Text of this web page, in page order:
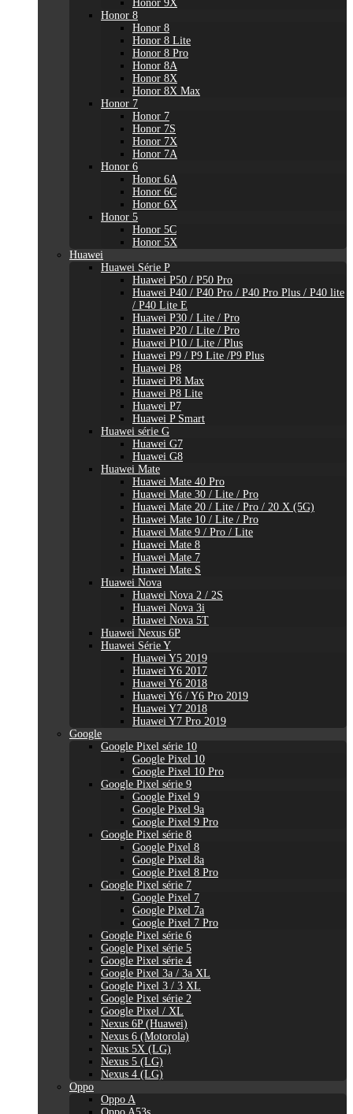
Honor 9X
Honor 8
Honor 8
Honor 8 Lite
Honor 8 Pro
Honor 8A
Honor 8X
Honor 8X Max
Honor 7
Honor 7
Honor 7S
Honor 7X
Honor 7A
Honor 6
Honor 6A
Honor 6C
Honor 6X
Honor 5
Honor 5C
Honor 5X
Huawei
Huawei Série P
Huawei P50 / P50 Pro
Huawei P40 / P40 Pro / P40 Pro Plus / P40 lite
/ P40 Lite E
Huawei P30 / Lite / Pro
Huawei P20 / Lite / Pro
Huawei P10 / Lite / Plus
Huawei P9 / P9 Lite /P9 Plus
Huawei P8
Huawei P8 Max
Huawei P8 Lite
Huawei P7
Huawei P Smart
Huawei série G
Huawei G7
Huawei G8
Huawei Mate
Huawei Mate 40 Pro
Huawei Mate 30 / Lite / Pro
Huawei Mate 20 / Lite / Pro / 20 X (5G)
Huawei Mate 10 / Lite / Pro
Huawei Mate 9 / Pro / Lite
Huawei Mate 8
Huawei Mate 7
Huawei Mate S
Huawei Nova
Huawei Nova 2 / 2S
Huawei Nova 3i
Huawei Nova 5T
Huawei Nexus 6P
Huawei Série Y
Huawei Y5 2019
Huawei Y6 2017
Huawei Y6 2018
Huawei Y6 / Y6 Pro 2019
Huawei Y7 2018
Huawei Y7 Pro 2019
Google
Google Pixel série 10
Google Pixel 10
Google Pixel 10 Pro
Google Pixel série 9
Google Pixel 9
Google Pixel 9a
Google Pixel 9 Pro
Google Pixel série 8
Google Pixel 8
Google Pixel 8a
Google Pixel 8 Pro
Google Pixel série 7
Google Pixel 7
Google Pixel 7a
Google Pixel 7 Pro
Google Pixel série 6
Google Pixel série 5
Google Pixel série 4
Google Pixel 3a / 3a XL
Google Pixel 3 / 3 XL
Google Pixel série 2
Google Pixel / XL
Nexus 6P (Huawei)
Nexus 6 (Motorola)
Nexus 5X (LG)
Nexus 5 (LG)
Nexus 4 (LG)
Oppo
Oppo A